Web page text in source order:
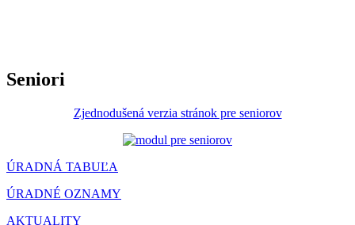
Seniori
Zjednodušená verzia stránok pre seniorov
ÚRADNÁ TABUĽA
ÚRADNÉ OZNAMY
AKTUALITY